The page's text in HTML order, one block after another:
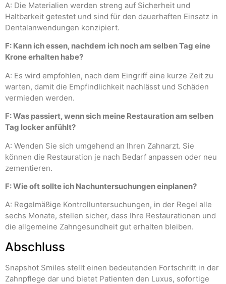
A: Die Materialien werden streng auf Sicherheit und
Haltbarkeit getestet und sind für den dauerhaften Einsatz in
Dentalanwendungen konzipiert.
F: Kann ich essen, nachdem ich noch am selben Tag eine
Krone erhalten habe?
A: Es wird empfohlen, nach dem Eingriff eine kurze Zeit zu
warten, damit die Empfindlichkeit nachlässt und Schäden
vermieden werden.
F: Was passiert, wenn sich meine Restauration am selben
Tag locker anfühlt?
A: Wenden Sie sich umgehend an Ihren Zahnarzt. Sie
können die Restauration je nach Bedarf anpassen oder neu
zementieren.
F: Wie oft sollte ich Nachuntersuchungen einplanen?
A: Regelmäßige Kontrolluntersuchungen, in der Regel alle
sechs Monate, stellen sicher, dass Ihre Restaurationen und
die allgemeine Zahngesundheit gut erhalten bleiben.
Abschluss
Snapshot Smiles stellt einen bedeutenden Fortschritt in der
Zahnpflege dar und bietet Patienten den Luxus, sofortige